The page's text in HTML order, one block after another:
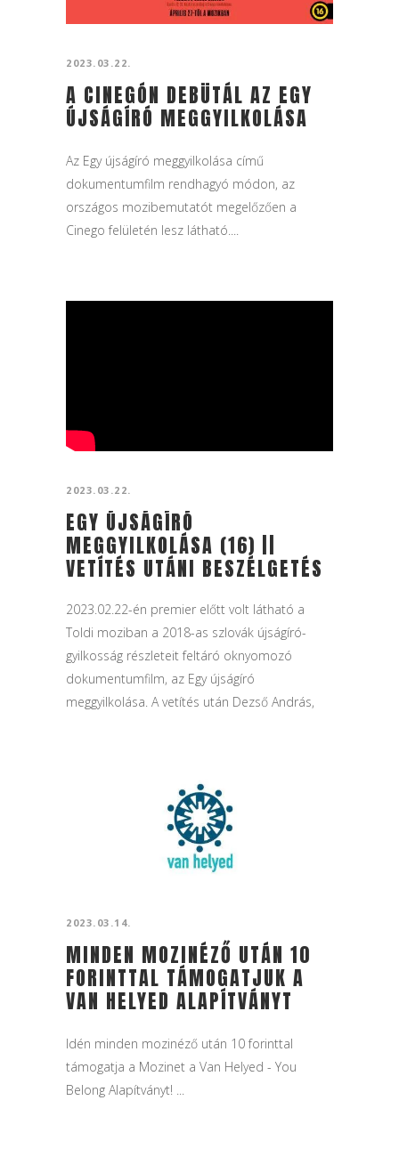
2023.03.22.
A CINEGÓN DEBÜTÁL AZ EGY
ÚJSÁGÍRÓ MEGGYILKOLÁSA
Az Egy újságíró meggyilkolása című
dokumentumfilm rendhagyó módon, az
országos mozibemutatót megelőzően a
Cinego felületén lesz látható....
2023.03.22.
EGY ÚJSÁGÍRÓ
MEGGYILKOLÁSA (16) ||
VETÍTÉS UTÁNI BESZÉLGETÉS
2023.02.22-én premier előtt volt látható a
Toldi moziban a 2018-as szlovák újságíró-
gyilkosság részleteit feltáró oknyomozó
dokumentumfilm, az Egy újságíró
meggyilkolása. A vetítés után Dezső András,
2023.03.14.
MINDEN MOZINÉZŐ UTÁN 10
FORINTTAL TÁMOGATJUK A
VAN HELYED ALAPÍTVÁNYT
Idén minden mozinéző után 10 forinttal
támogatja a Mozinet a Van Helyed - You
Belong Alapítványt! ...